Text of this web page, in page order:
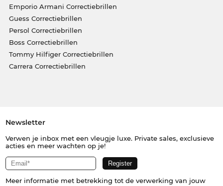
Emporio Armani Correctiebrillen
Guess Correctiebrillen
Persol Correctiebrillen
Boss Correctiebrillen
Tommy Hilfiger Correctiebrillen
Carrera Correctiebrillen
Newsletter
Verwen je inbox met een vleugje luxe. Private sales, exclusieve
acties en meer wachten op je!
Meer informatie met betrekking tot de verwerking van jouw